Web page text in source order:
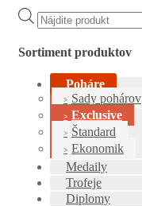
Products
search
Sortiment produktov
Poháre
Sady pohárov
Exclusive
Štandard
Ekonomik
Medaily
Trofeje
Diplomy